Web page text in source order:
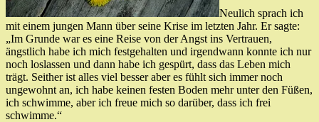
Neulich sprach ich
mit einem jungen Mann über seine Krise im letzten Jahr. Er sagte:
„Im Grunde war es eine Reise von der Angst ins Vertrauen,
ängstlich habe ich mich festgehalten und irgendwann konnte ich nur
noch loslassen und dann habe ich gespürt, dass das Leben mich
trägt. Seither ist alles viel besser aber es fühlt sich immer noch
ungewohnt an, ich habe keinen festen Boden mehr unter den Füßen,
ich schwimme, aber ich freue mich so darüber, dass ich frei
schwimme.“